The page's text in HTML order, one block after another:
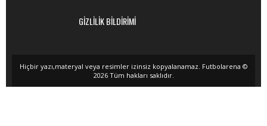
GİZLİLİK BİLDİRİMİ
Hiçbir yazı,materyal veya resimler izinsiz kopyalanamaz. Futbolarena ©
2026 Tüm hakları saklıdır.